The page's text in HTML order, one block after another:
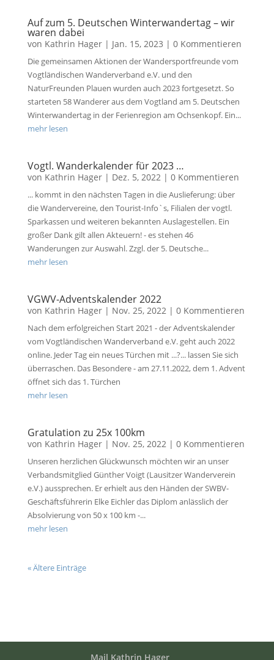
Auf zum 5. Deutschen Winterwandertag – wir
waren dabei
von Kathrin Hager| Jan. 15, 2023 | 0 Kommentieren
Die gemeinsamen Aktionen der Wandersportfreunde vom
Vogtländischen Wanderverband e.V. und den
NaturFreunden Plauen wurden auch 2023 fortgesetzt. So
starteten 58 Wanderer aus dem Vogtland am 5. Deutschen
Winterwandertag in der Ferienregion am Ochsenkopf. Ein...
mehr lesen
Vogtl. Wanderkalender für 2023 …
von Kathrin Hager| Dez. 5, 2022| 0 Kommentieren
... kommt in den nächsten Tagen in die Auslieferung: über
die Wandervereine, den Tourist-Info`s, Filialen der vogtl.
Sparkassen und weiteren bekannten Auslagestellen. Ein
großer Dank gilt allen Akteuern! - es stehen 46
Wanderungen zur Auswahl. Zzgl. der 5. Deutsche...
mehr lesen
VGWV-Adventskalender 2022
von Kathrin Hager| Nov. 25, 2022| 0 Kommentieren
Nach dem erfolgreichen Start 2021 - der Adventskalender
vom Vogtländischen Wanderverband e.V. geht auch 2022
online. Jeder Tag ein neues Türchen mit ...?... lassen Sie sich
überraschen. Das Besondere - am 27.11.2022, dem 1. Advent
öffnet sich das 1. Türchen
mehr lesen
Gratulation zu 25x 100km
von Kathrin Hager| Nov. 25, 2022| 0 Kommentieren
Unseren herzlichen Glückwunsch möchten wir an unser
Verbandsmitglied Günther Voigt (Lausitzer Wanderverein
e.V.) aussprechen. Er erhielt aus den Händen der SWBV-
Geschäftsführerin Elke Eichler das Diplom anlässlich der
Absolvierung von 50 x 100 km -...
mehr lesen
« Ältere Einträge
Mail Kathrin Hager